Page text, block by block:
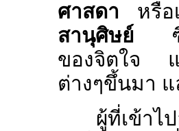
ศาสดา หรือ
สานุศิษย์ซึ่งนี่
ของจิตใจ แ
ต่างๆขึ้นมา แ
ผู้ที่เข้าไ